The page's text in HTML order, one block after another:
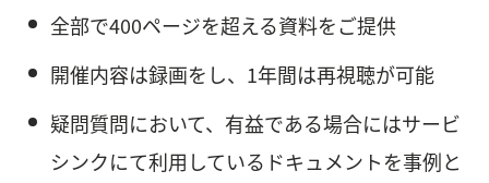
全部で400ページを超える資料をご提供
開催内容は録画をし、1年間は再視聴が可能
疑問質問において、有益である場合にはサービ
シンクにて利用しているドキュメントを事例と